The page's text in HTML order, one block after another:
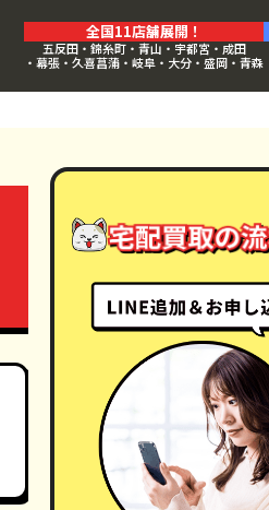
全国11店舗展開！
五反田・錦糸町・青山・宇都宮・成田
・幕張・久喜菖蒲・岐阜・大分・盛岡・青森